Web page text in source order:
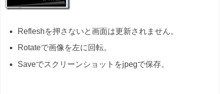
Refleshを押さないと画面は更新されません。
Rotateで画像を左に回転。
Saveでスクリーンショットをjpegで保存。